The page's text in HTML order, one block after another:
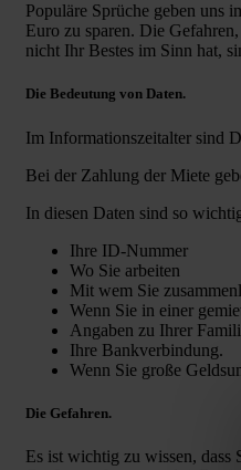
Populäre Sprüche geben uns
Euro zu sparen. Die
nicht Ihr Bestes im Sinn hat,
Die Bedeutung von Daten.
Im Informationszeitalter sind
Bei der Zahlung der Miete
In diesen Daten sind so
Ihre ID-Nummer
Wo Sie arbeiten
Mit wem Sie
Wenn Sie in einer
Angaben zu Ihrer
Ihre Bankverbindung.
Wenn Sie große
Die Gefahren.
Es ist wichtig zu wissen,